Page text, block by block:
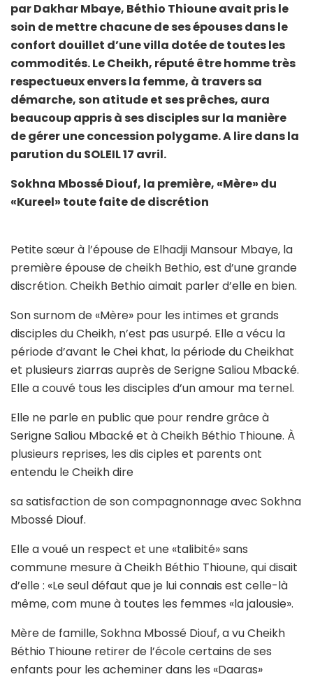
par Dakhar Mbaye, Béthio Thioune avait pris le
soin de mettre chacune de ses épouses dans le
confort douillet d’une villa dotée de toutes les
commodités. Le Cheikh, réputé être homme très
respectueux envers la femme, à travers sa
démarche, son atitude et ses prêches, aura
beaucoup appris à ses disciples sur la manière
de gérer une concession polygame. A lire dans la
parution du SOLEIL 17 avril.
Sokhna Mbossé Diouf, la première, «Mère» du
«Kureel» toute faite de discrétion
Petite sœur à l’épouse de Elhadji Mansour Mbaye, la
première épouse de cheikh Bethio, est d’une grande
discrétion. Cheikh Bethio aimait parler d’elle en bien.
Son surnom de «Mère» pour les intimes et grands
disciples du Cheikh, n’est pas usurpé. Elle a vécu la
période d’avant le Chei khat, la période du Cheikhat
et plusieurs ziarras auprès de Serigne Saliou Mbacké.
Elle a couvé tous les disciples d’un amour ma ternel.
Elle ne parle en public que pour rendre grâce à
Serigne Saliou Mbacké et à Cheikh Béthio Thioune. À
plusieurs reprises, les dis ciples et parents ont
entendu le Cheikh dire
sa satisfaction de son compagnonnage avec Sokhna
Mbossé Diouf.
Elle a voué un respect et une «talibité» sans
commune mesure à Cheikh Béthio Thioune, qui disait
d’elle : «Le seul défaut que je lui connais est celle-là
même, com mune à toutes les femmes «la jalousie».
Mère de famille, Sokhna Mbossé Diouf, a vu Cheikh
Béthio Thioune retirer de l’école certains de ses
enfants pour les acheminer dans les «Daaras»